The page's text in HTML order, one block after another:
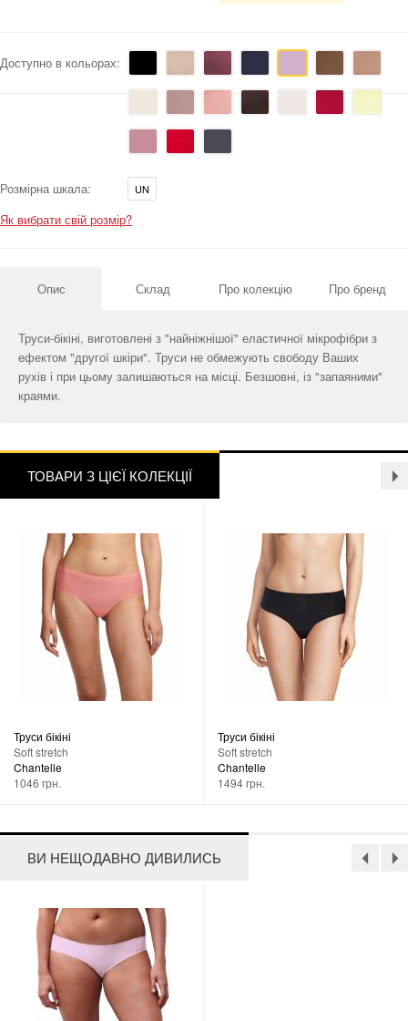
Доступно в кольорах:
Розмірна шкала: UN
Як вибрати свій розмір?
Опис Склад Про колекцію Про бренд
Труси-бікіні, виготовлені з "найніжнішої" еластичної мікрофібри з
ефектом "другої шкіри". Труси не обмежують свободу Ваших
рухів і при цьому залишаються на місці. Безшовні, із "запаяними"
краями.
ТОВАРИ З ЦІЄЇ КОЛЕКЦІЇ
Труси бікіні
Soft stretch
Chantelle
1046 грн.
Труси бікіні
Soft stretch
Chantelle
1494 грн.
ВИ НЕЩОДАВНО ДИВИЛИСЬ